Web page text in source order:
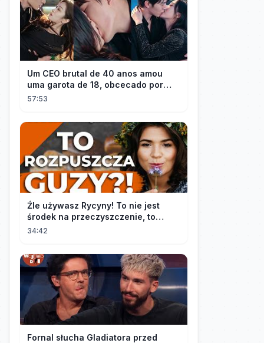
Um CEO brutal de 40 anos amou
uma garota de 18, obcecado por
sua "inocência"! Ela teve seu
57:53
Źle używasz Rycyny! To nie jest
środek na przeczyszczenie, to
potężny "rozpuszczalnik".
34:42
Fornal słucha Gladiatora przed